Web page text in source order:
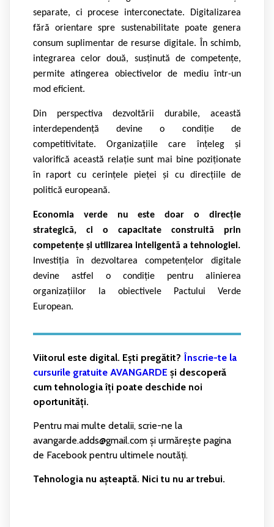
separate, ci procese interconectate. Digitalizarea
fără orientare spre sustenabilitate poate genera
consum suplimentar de resurse digitale. În schimb,
integrarea celor două, susținută de competențe,
permite atingerea obiectivelor de mediu într-un
mod eficient.
Din perspectiva dezvoltării durabile, această
interdependență devine o condiție de
competitivitate. Organizațiile care înțeleg și
valorifică această relație sunt mai bine poziționate
în raport cu cerințele pieței și cu direcțiile de
politică europeană.
Economia verde nu este doar o direcție
strategică, ci o capacitate construită prin
competențe și utilizarea inteligentă a tehnologiei.
Investiția în dezvoltarea competențelor digitale
devine astfel o condiție pentru alinierea
organizațiilor la obiectivele Pactului Verde
European.
Viitorul este digital. Ești pregătit? Înscrie-te la
cursurile gratuite AVANGARDE și descoperă
cum tehnologia îți poate deschide noi
oportunități.
Pentru mai multe detalii, scrie-ne la
avangarde.adds@gmail.com și urmărește pagina
de Facebook pentru ultimele noutăți.
Tehnologia nu așteaptă. Nici tu nu ar trebui.